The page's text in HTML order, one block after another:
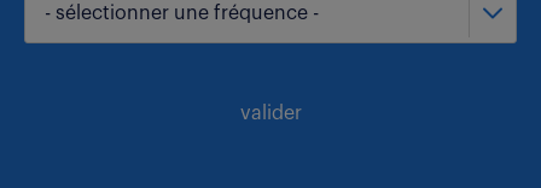
- sélectionner une fréquence -
valider